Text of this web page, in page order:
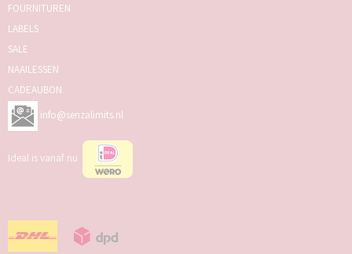
FOURNITUREN
LABELS
SALE
NAAILESSEN
CADEAUBON
info@senzalimits.nl
Ideal is vanaf nu